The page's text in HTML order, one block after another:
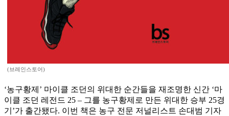
(브레인스토어)
‘농구황제’ 마이클 조던의 위대한 순간들을 재조명한 신간 ‘마
이클 조던 레전드 25 – 그를 농구황제로 만든 위대한 승부 25경
기’가 출간됐다. 이번 책은 농구 전문 저널리스트 손대범 기자